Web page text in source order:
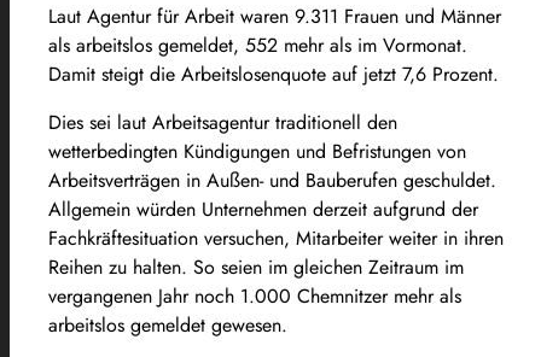
Laut Agentur für Arbeit waren 9.311 Frauen und Männer
als arbeitslos gemeldet, 552 mehr als im Vormonat.
Damit steigt die Arbeitslosenquote auf jetzt 7,6 Prozent.
Dies sei laut Arbeitsagentur traditionell den
wetterbedingten Kündigungen und Befristungen von
Arbeitsverträgen in Außen- und Bauberufen geschuldet.
Allgemein würden Unternehmen derzeit aufgrund der
Fachkräftesituation versuchen, Mitarbeiter weiter in ihren
Reihen zu halten. So seien im gleichen Zeitraum im
vergangenen Jahr noch 1.000 Chemnitzer mehr als
arbeitslos gemeldet gewesen.